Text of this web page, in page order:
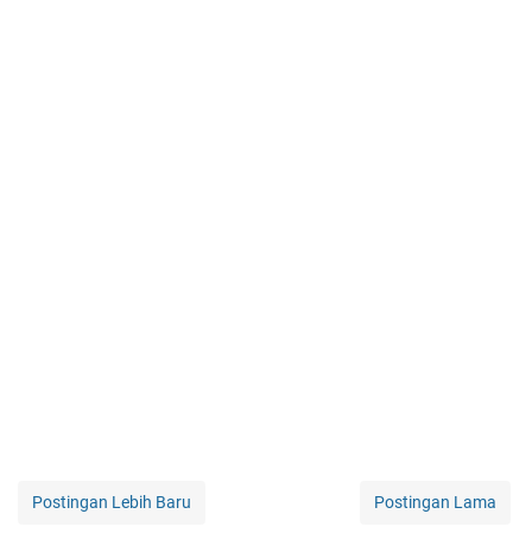
Postingan Lebih Baru Postingan Lama